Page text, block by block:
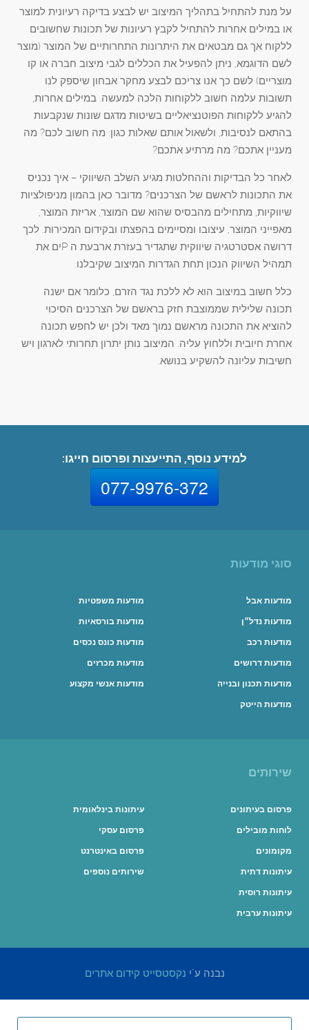
על מנת להתחיל בתהליך המיצוב יש לבצע בדיקה רעיונית למוצר
או במילים אחרות להתחיל לקבץ רעיונות של תכונות שחשובים
ללקוח אך גם מבטאים את היתרונות התחרותיים של המוצר (מוצר
לשם הדוגמא, ניתן להפעיל את הכללים לגבי מיצוב חברה או קו
מוצריים) לשם כך אנו צריכם לבצע מחקר אבחון שיספק לנו
תשובות עלמה חשוב ללקוחות הלכה למעשה. במילים אחרות,
להגיע ללקוחות הפוטנציאליים בשיטות מדגם שונות שנקבעות
בהתאם לנסיבות, ולשאול אותם שאלות כגון: מה חשוב לכם? מה
מעניין אתכם? מה מרתיע אתכם?
לאחר כל הבדיקות וההחלטות מגיע השלב השיווקי – איך נכניס
את התכונות לראשם של הצרכנים? מדובר כאן בהמון מניפולציות
שיווקיות, מתחילים מהבסיס שהוא שם המוצר, אריזת המוצר,
מאפייני המוצר, עיצובו ומסיימים בהפצתו ובקידום המכירות. לכך
דרושה אסטרטגיה שיווקית שתגדיר בעזרת ארבעת ה Pים את
תמהיל השיווק הנכון תחת הגדרות המיצוב שקיבלנו.
כלל חשוב במיצוב הוא לא ללכת נגד הזרם, כלומר אם ישנה
תכונה שלילית שממוצבת חזק בראשם של הצרכנים הסיכוי
להוציא את התכונה מראשם נמוך מאד ולכן יש לחפש תכונה
אחרת חיובית וללחוץ עליה. המיצוב נותן יתרון תחרותי לארגון ויש
חשיבות עליונה להשקיע בנושא.
למידע נוסף, התייעצות ופרסום חייגו:
077-9976-372
סוגי מודעות
מודעות אבל
מודעות נדל״ן
מודעות רכב
מודעות דרושים
מודעות תכנון ובנייה
מודעות הייטק
מודעות משפטיות
מודעות בורסאיות
מודעות כונס נכסים
מודעות מכרזים
מודעות אנשי מקצוע
שירותים
פרסום בעיתונים
לוחות מובילים
מקומונים
עיתונות דתית
עיתונות רוסית
עיתונות ערבית
עיתונות בינלאומית
פרסום עסקי
פרסום באינטרנט
שירותים נוספים
נבנה ע"י נקסטסייט קידום אתרים